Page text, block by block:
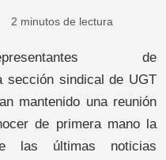
2 minutos de lectura
de
sección sindical de UGT
mantenido una reunión
de primera mano la
las últimas noticias